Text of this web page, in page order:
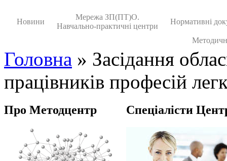
Новини
Мережа ЗП(ПТ)О.
Навчально-практичні центри
Нормативні
Головна » Засідання
працівників професій
Про Методцентр Спеціалісти